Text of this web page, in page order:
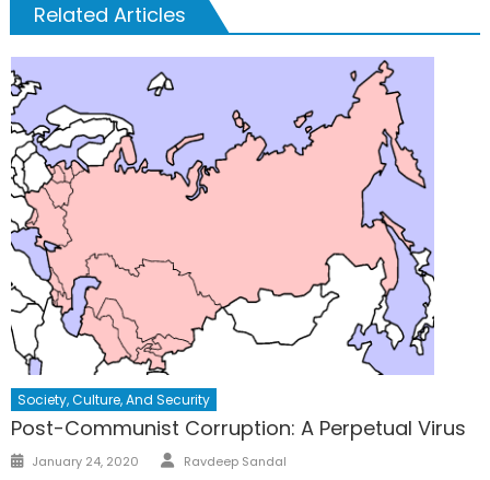
Related Articles
Society, Culture, And Security
Post-Communist Corruption: A Perpetual Virus
Posted
January 24, 2020 Author
Ravdeep Sandal